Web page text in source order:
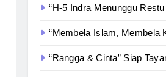
“H-5 Indra Menunggu
“Membela Islam, Membela
“Rangga & Cinta” Siap